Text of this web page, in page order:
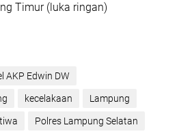
Timur (luka ringan)
AKP Edwin DW
kecelakaan Lampung
Polres Lampung Selatan